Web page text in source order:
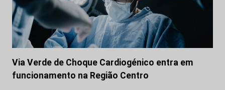
Via Verde de Choque Cardiogénico entra em
funcionamento na Região Centro